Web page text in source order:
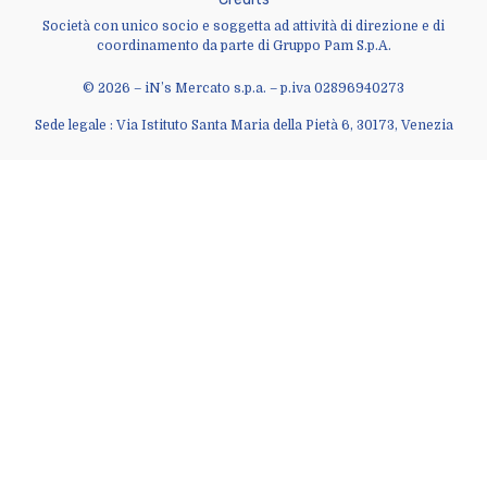
© 2026 – iN’s Mercato s.p.a. – p.iva 02896940273
Sede legale : Via Istituto Santa Maria della Pietà 6, 30173, Venezia
Società con unico socio e soggetta ad attività di direzione e di
coordinamento da parte di Gruppo Pam S.p.A.